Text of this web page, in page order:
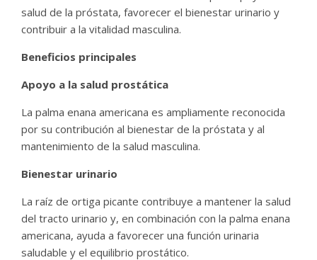
salud de la próstata, favorecer el bienestar urinario y
contribuir a la vitalidad masculina.
Beneficios principales
Apoyo a la salud prostática
La palma enana americana es ampliamente reconocida
por su contribución al bienestar de la próstata y al
mantenimiento de la salud masculina.
Bienestar urinario
La raíz de ortiga picante contribuye a mantener la salud
del tracto urinario y, en combinación con la palma enana
americana, ayuda a favorecer una función urinaria
saludable y el equilibrio prostático.